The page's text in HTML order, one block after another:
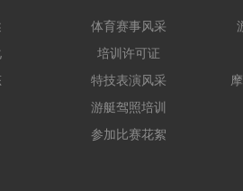
体育赛事风采
培训许可证
特技表演风采
游艇驾照培训
参加比赛花絮